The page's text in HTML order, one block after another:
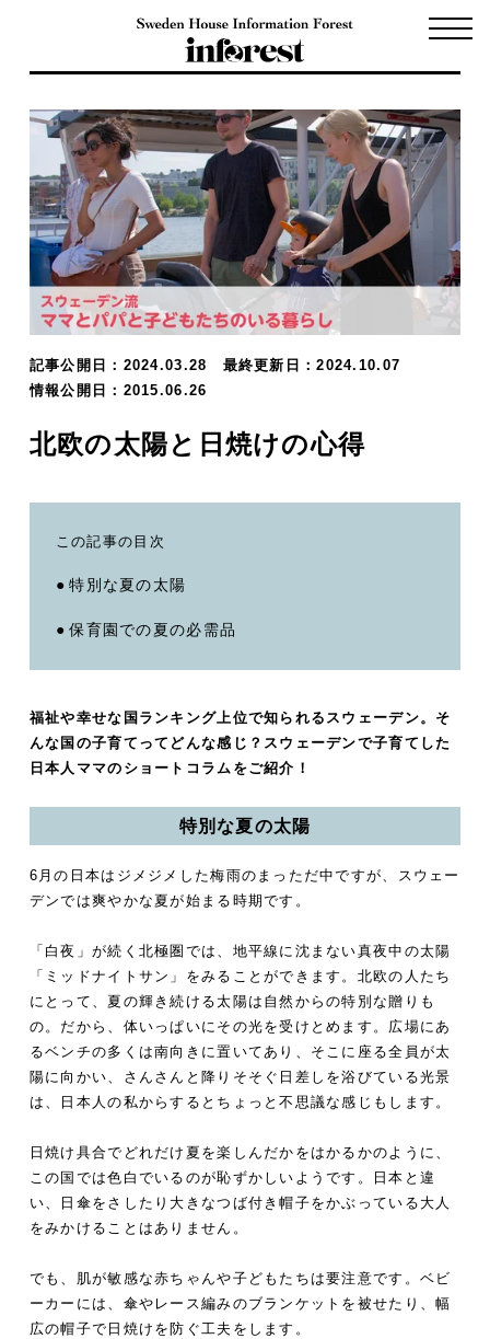
記事公開日：2024.03.28 最終更新日：2024.10.07
情報公開日：2015.06.26
北欧の太陽と日焼けの心得
この記事の目次
特別な夏の太陽
保育園での夏の必需品
福祉や幸せな国ランキング上位で知られるスウェーデン。そ
んな国の子育てってどんな感じ？スウェーデンで子育てした
日本人ママのショートコラムをご紹介！
特別な夏の太陽
6月の日本はジメジメした梅雨のまっただ中ですが、スウェー
デンでは爽やかな夏が始まる時期です。
「白夜」が続く北極圏では、地平線に沈まない真夜中の太陽
「ミッドナイトサン」をみることができます。北欧の人たち
にとって、夏の輝き続ける太陽は自然からの特別な贈りも
の。 だから、体いっぱいにその光を受けとめます。広場にあ
るベンチの多くは南向きに置いてあり、そこに座る全員が太
陽に向かい、さんさんと降りそそぐ日差しを浴びている光景
は、日本人の私からするとちょっと不思議な感じもします。
日焼け具合でどれだけ夏を楽しんだかをはかるかのように、
この国では色白でいるのが恥ずかしいようです。日本と違
い、日傘をさしたり大きなつば付き帽子をかぶっている大人
をみかけることはありません。
でも、肌が敏感な赤ちゃんや子どもたちは要注意です。ベビ
ーカーには、傘やレース編みのブランケットを被せたり、幅
広の帽子で日焼けを防ぐ工夫をします。